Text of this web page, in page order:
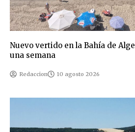
Nuevo vertido en la Bahía de
una semana
Redaccion 10 agosto 2026